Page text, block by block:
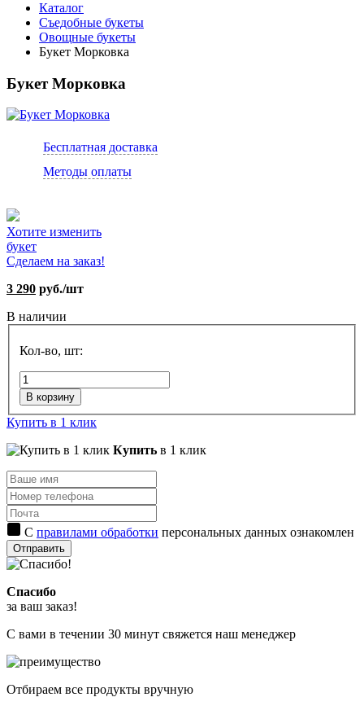
Каталог
Съедобные букеты
Овощные букеты
Букет Морковка
Букет Морковка
Бесплатная доставка
Методы оплаты
Хотите изменить
букет
Сделаем на заказ!
3 290 руб./шт
В наличии
Кол-во, шт:
В корзину
Купить в 1 клик
Купить в 1 клик
С правилами обработки персональных данных ознакомлен
Отправить
Спасибо
за ваш заказ!
С вами в течении 30 минут свяжется наш менеджер
Отбираем все продукты вручную